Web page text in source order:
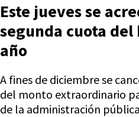
Este jueves se
segunda cuota
año
A fines de diciembre se
del monto extraordinario
de la administración